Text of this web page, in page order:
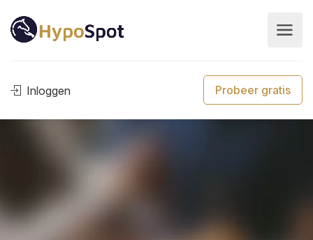
Inloggen Probeer gratis